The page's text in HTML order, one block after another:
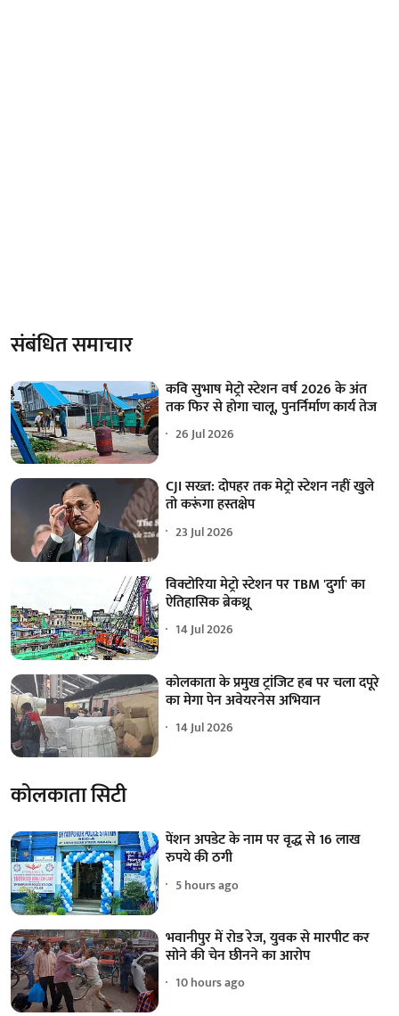
संबंधित समाचार
कवि सुभाष मेट्रो स्टेशन वर्ष 2026 के अंत
तक फिर से होगा चालू, पुनर्निर्माण कार्य तेज
26 Jul 2026
CJI सख्त: दोपहर तक मेट्रो स्टेशन नहीं खुले
तो करूंगा हस्तक्षेप
23 Jul 2026
विक्टोरिया मेट्रो स्टेशन पर TBM 'दुर्गा' का
ऐतिहासिक ब्रेकथ्रू
14 Jul 2026
कोलकाता के प्रमुख ट्रांजिट हब पर चला दपूरे
का मेगा पेन अवेयरनेस अभियान
14 Jul 2026
कोलकाता सिटी
पेंशन अपडेट के नाम पर वृद्ध से 16 लाख
रुपये की ठगी
5 hours ago
भवानीपुर में रोड रेज, युवक से मारपीट कर
सोने की चेन छीनने का आरोप
10 hours ago